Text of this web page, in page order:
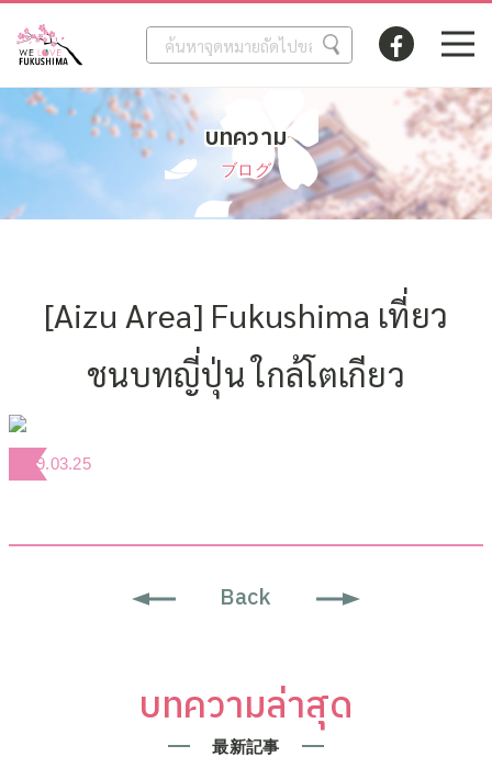
บทความ
ブログ
[Aizu Area] Fukushima เที่ยว
ชนบทญี่ปุ่น ใกล้โตเกียว
2019.03.25
Back
บทความล่าสุด
最新記事